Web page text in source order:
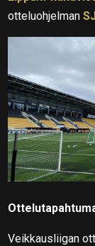
otteluohjelman
Veikkausliigan